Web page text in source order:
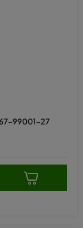
99001-27